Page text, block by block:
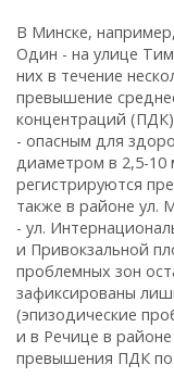
В Минске,
Один - на улице
них в течение
превышение
концентраций
- опасным для
диаметром в 2,5-10
регистрируются
также в районе ул.
- ул.
и Привокзальной
проблемных зон
зафиксированы
(эпизодические
и в Речице в
превышения ПДК